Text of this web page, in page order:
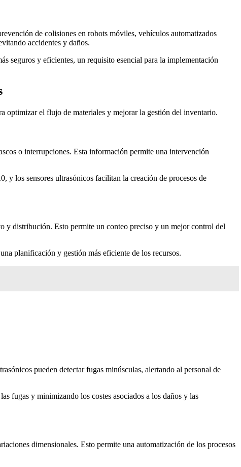
de colisiones en robots móviles, vehículos automatizados
accidentes y daños.
seguros y eficientes, un requisito esencial para la implementación
optimizar el flujo de materiales y mejorar la gestión del inventario.
o interrupciones. Esta información permite una intervención
y los sensores ultrasónicos facilitan la creación de procesos de
y distribución. Esto permite un conteo preciso y un mejor control del
planificación y gestión más eficiente de los recursos.
pueden detectar fugas minúsculas, alertando al personal de
fugas y minimizando los costes asociados a los daños y las
dimensionales. Esto permite una automatización de los procesos